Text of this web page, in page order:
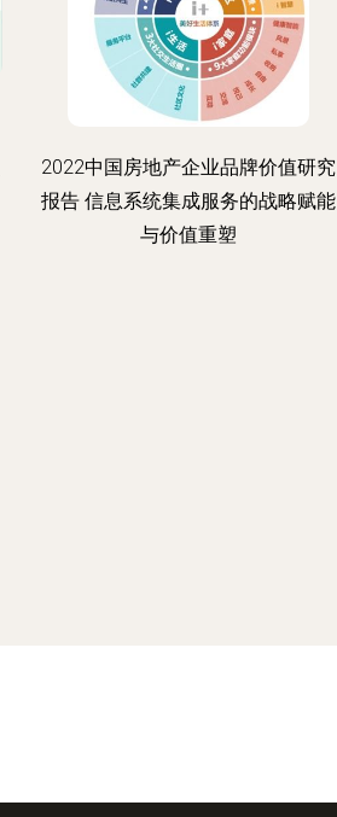
2022中国房地产企业品牌价值研究
报告 信息系统集成服务的战略赋能
与价值重塑